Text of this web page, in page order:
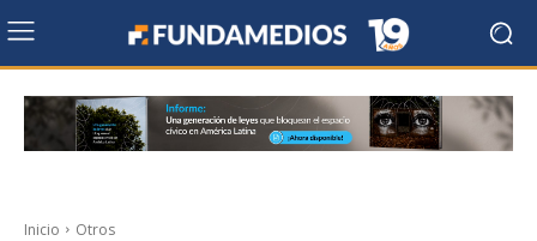
Inicio Otros